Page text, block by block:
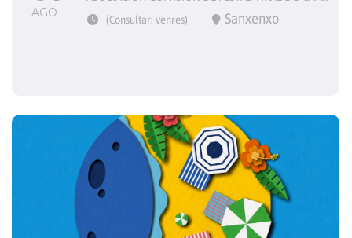
AGO (Consultar: venres) Sanxenxo